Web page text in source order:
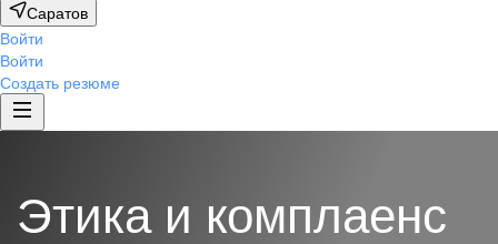
Саратов
Войти
Войти
Создать резюме
Этика и комплаенс